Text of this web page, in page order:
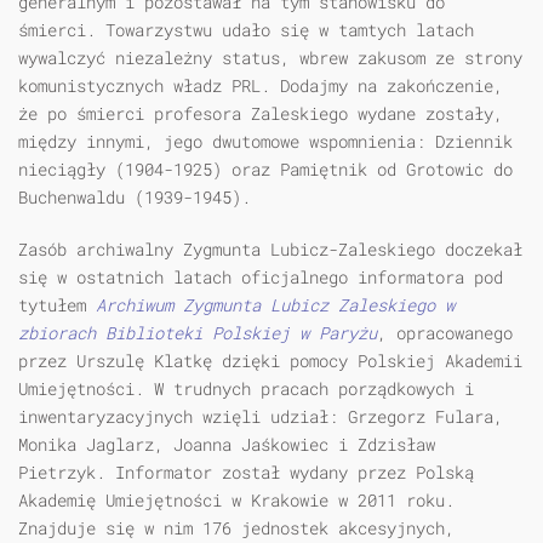
śmierci. Towarzystwu udało się w tamtych latach
wywalczyć niezależny status, wbrew zakusom ze strony
komunistycznych władz PRL. Dodajmy na zakończenie,
że po śmierci profesora Zaleskiego wydane zostały,
między innymi, jego dwutomowe wspomnienia: Dziennik
nieciągły (1904-1925) oraz Pamiętnik od Grotowic do
Buchenwaldu (1939-1945).
Zasób archiwalny Zygmunta Lubicz-Zaleskiego doczekał
się w ostatnich latach oficjalnego informatora pod
tytułem Archiwum Zygmunta Lubicz Zaleskiego w
zbiorach Biblioteki Polskiej w Paryżu, opracowanego
przez Urszulę Klatkę dzięki pomocy Polskiej Akademii
Umiejętności. W trudnych pracach porządkowych i
inwentaryzacyjnych wzięli udział: Grzegorz Fulara,
Monika Jaglarz, Joanna Jaśkowiec i Zdzisław
Pietrzyk. Informator został wydany przez Polską
Akademię Umiejętności w Krakowie w 2011 roku.
Znajduje się w nim 176 jednostek akcesyjnych,